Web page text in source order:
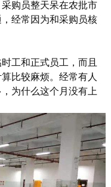
购员整天呆在农批市
经常因为和采购员核
工和正式员工，而且
比较麻烦。经常有人
为什么这个月没有上